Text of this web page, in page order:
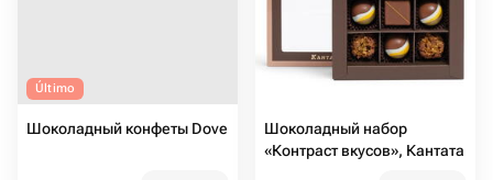
Último
Шоколадный конфеты Dove
Шоколадный набор
«Контраст вкусов», Кантата